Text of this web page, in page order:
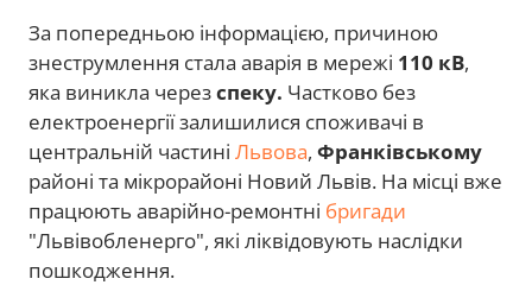
За попередньою інформацією, причиною
знеструмлення стала аварія в мережі 110 кВ,
яка виникла черезспеку. Частково без
електроенергії залишилися споживачі в
центральній частині Львова, Франківському
районі та мікрорайоні Новий Львів. На місці вже
працюють аварійно-ремонтні бригади
"Львівобленерго", які ліквідовують наслідки
пошкодження.